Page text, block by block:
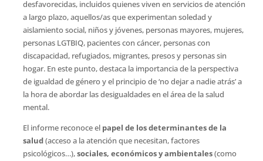
desfavorecidas, incluidos quienes viven en servicios de atención
a largo plazo, aquellos/as que experimentan soledad y
aislamiento social, niños y jóvenes, personas mayores, mujeres,
personas LGTBIQ, pacientes con cáncer, personas con
discapacidad, refugiados, migrantes, presos y personas sin
hogar. En este punto, destaca la importancia de la perspectiva
de igualdad de género y el principio de ‘no dejar a nadie atrás’ a
la hora de abordar las desigualdades en el área de la salud
mental.
El informe reconoce el papel de los determinantes de la
salud(acceso a la atención que necesitan, factores
psicológicos…),sociales, económicos y ambientales(como